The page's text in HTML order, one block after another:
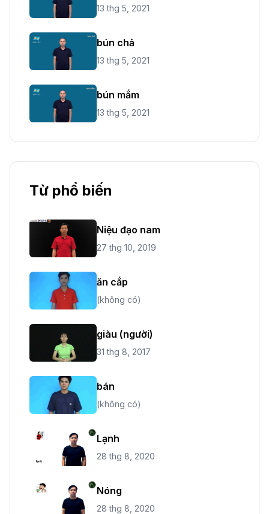
13 thg 5, 2021
bún chả
13 thg 5, 2021
bún mắm
13 thg 5, 2021
Từ phổ biến
Niệu đạo nam
27 thg 10, 2019
ăn cắp
(không có)
giàu (người)
31 thg 8, 2017
bán
(không có)
Lạnh
28 thg 8, 2020
Nóng
28 thg 8, 2020